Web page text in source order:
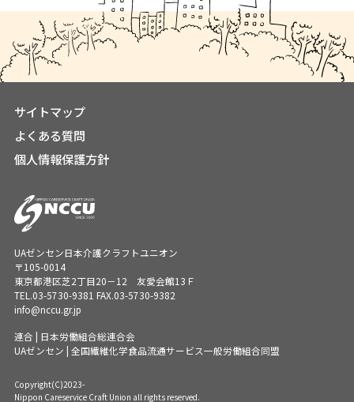
サイトマップ
よくある質問
個人情報保護方針
UAゼンセン日本介護クラフトユニオン
〒105-0014
東京都港区芝2丁目20－12 友愛会館13Ｆ
TEL.03-5730-9381 FAX.03-5730-9382
info@nccu.gr.jp
連合 | 日本労働組合総連合会
UAゼンセン | 全国繊維化学食品流通サービス一般労働組合同盟
Copyright(C)2023-
Nippon Careservice Craft Union all rights reserved.